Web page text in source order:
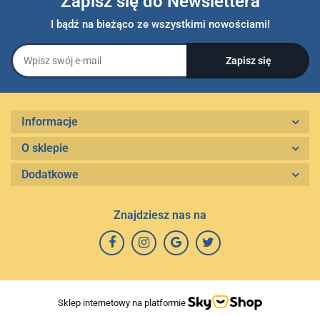
I bądź na bieżąco ze wszystkimi nowościami!
Informacje
O sklepie
Dodatkowe
Znajdziesz nas na
Sklep internetowy na platformie